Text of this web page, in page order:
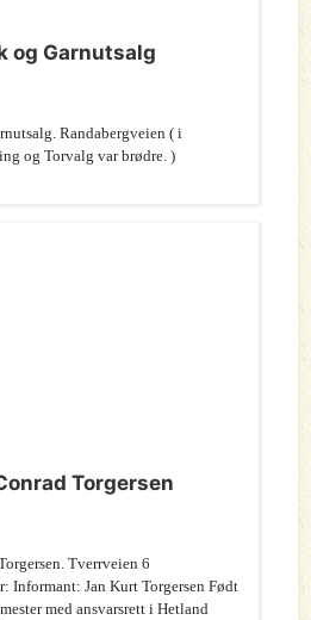
og Garnutsalg
Randabergveien ( i
og Torvalg var brødre. )
Torgersen
Tverrveien 6
Informant: Jan Kurt Torgersen Født
med ansvarsrett i Hetland